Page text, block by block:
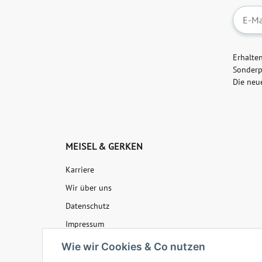
Wie wir Cookies & Co nutzen
Die
MEISEL & GERKEN
Karriere
Wir über uns
Datenschutz
Impressum
AGB